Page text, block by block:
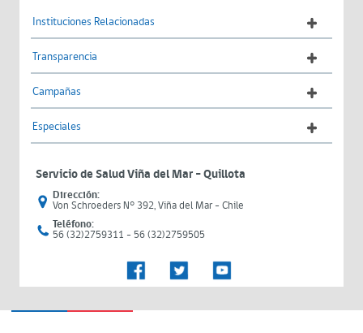
Instituciones Relacionadas
Transparencia
Campañas
Especiales
Servicio de Salud Viña del Mar – Quillota
Dirección:
Von Schroeders N° 392, Viña del Mar - Chile
Teléfono:
56 (32)2759311 - 56 (32)2759505